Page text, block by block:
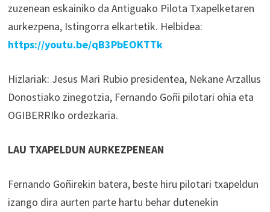
zuzenean eskainiko da Antiguako Pilota Txapelketaren
aurkezpena, Istingorra elkartetik. Helbidea:
https://youtu.be/qB3PbEOKTTk
Hizlariak: Jesus Mari Rubio presidentea, Nekane Arzallus
Donostiako zinegotzia, Fernando Goñi pilotari ohia eta
OGIBERRIko ordezkaria.
LAU TXAPELDUN AURKEZPENEAN
Fernando Goñirekin batera, beste hiru pilotari txapeldun
izango dira aurten parte hartu behar dutenekin